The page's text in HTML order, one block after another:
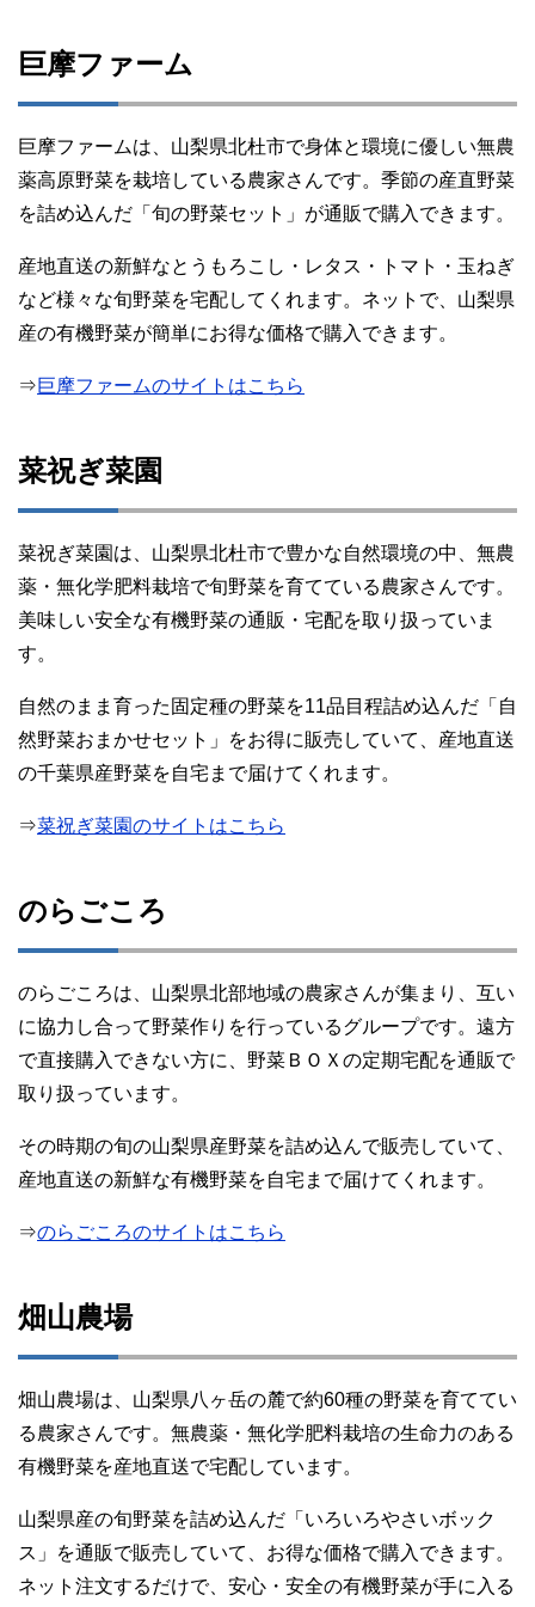
巨摩ファーム
巨摩ファームは、山梨県北杜市で身体と環境に優しい無農
薬高原野菜を栽培している農家さんです。季節の産直野菜
を詰め込んだ「旬の野菜セット」が通販で購入できます。
産地直送の新鮮なとうもろこし・レタス・トマト・玉ねぎ
など様々な旬野菜を宅配してくれます。ネットで、山梨県
産の有機野菜が簡単にお得な価格で購入できます。
⇒巨摩ファームのサイトはこちら
菜祝ぎ菜園
菜祝ぎ菜園は、山梨県北杜市で豊かな自然環境の中、無農
薬・無化学肥料栽培で旬野菜を育てている農家さんです。
美味しい安全な有機野菜の通販・宅配を取り扱っていま
す。
自然のまま育った固定種の野菜を11品目程詰め込んだ「自
然野菜おまかせセット」をお得に販売していて、産地直送
の千葉県産野菜を自宅まで届けてくれます。
⇒菜祝ぎ菜園のサイトはこちら
のらごころ
のらごころは、山梨県北部地域の農家さんが集まり、互い
に協力し合って野菜作りを行っているグループです。遠方
で直接購入できない方に、野菜ＢＯＸの定期宅配を通販で
取り扱っています。
その時期の旬の山梨県産野菜を詰め込んで販売していて、
産地直送の新鮮な有機野菜を自宅まで届けてくれます。
⇒のらごころのサイトはこちら
畑山農場
畑山農場は、山梨県八ヶ岳の麓で約60種の野菜を育ててい
る農家さんです。無農薬・無化学肥料栽培の生命力のある
有機野菜を産地直送で宅配しています。
山梨県産の旬野菜を詰め込んだ「いろいろやさいボック
ス」を通販で販売していて、お得な価格で購入できます。
ネット注文するだけで、安心・安全の有機野菜が手に入る